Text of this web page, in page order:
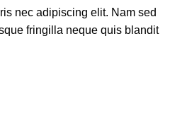
nec adipiscing elit. Nam sed
fringilla neque quis blandit